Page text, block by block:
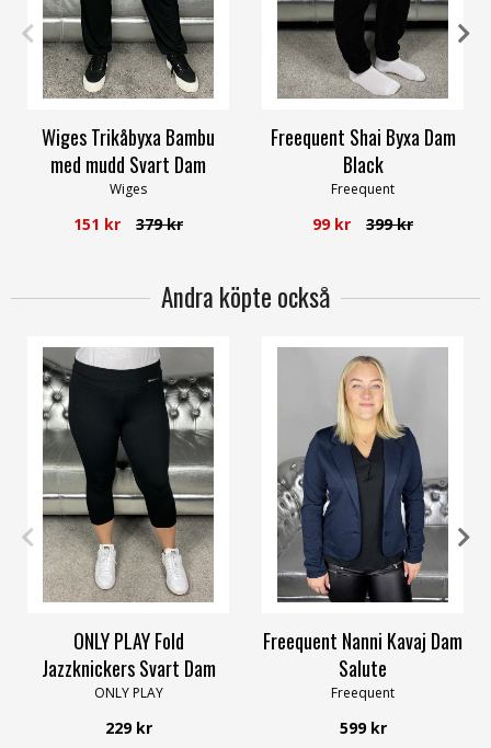
XS S
Wiges Trikåbyxa Bambu
med mudd Svart Dam
Wiges
151 kr 379 kr
XS
Freequent Shai Byxa Dam
Black
Freequent
99 kr 399 kr
Andra köpte också
XS S M L XL
ONLY PLAY Fold
Jazzknickers Svart Dam
ONLY PLAY
229 kr
XS S XL XXL
Freequent Nanni Kavaj Dam
Salute
Freequent
599 kr